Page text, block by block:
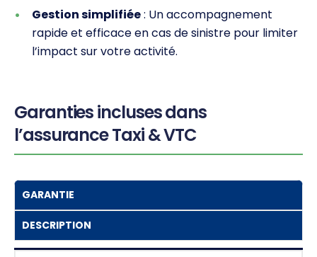
Gestion simplifiée: Un accompagnement
rapide et efficace en cas de sinistre pour limiter
l’impact sur votre activité.
Garanties incluses dans
l’assurance Taxi & VTC
GARANTIE
DESCRIPTION